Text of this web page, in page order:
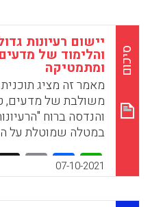
סיכום
יישום רעיונות
והלימוד של
ומתמטיקה
מאמר זה מציג
משולבת של מדעים,
והנדסה ברוח
במטלה שמוטלת על
07-10-2021